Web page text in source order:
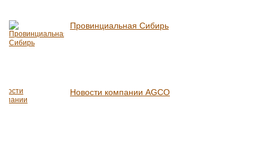
Провинциальная Сибирь
Новости компании AGCO